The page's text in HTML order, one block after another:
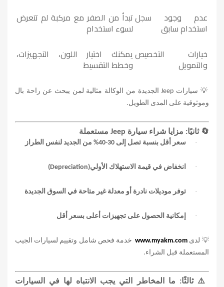
عدم وجود سجل
استخدام سابق
تبدأ من الصفر مع مركبة لم تتعرض
لسوء استخدام
خيارات التخصيص
والتمويل
يمكنك اختيار اللون، التجهيزات،
وخطط التقسيط
💡 سيارات Jeep الجديدة من الوكالة مثالية لمن يبحث عن راحة بال
وموثوقية على المدى الطويل.
🔄 ثانيًا: مزايا شراء سيارة Jeep مستعملة
· سعر أقل بنسبة تصل إلى 30-40% من الجديد لنفس الطراز
· انخفاض في قيمة الاستهلاك الأولي(Depreciation)
· توفر موديلات نادرة أو معدلة غير متاحة في السوق الجديدة
· إمكانية الحصول على تجهيزات أعلى بسعر أقل
💡 لدى www.myakm.com خدمة فحص شامل وتقييم لسيارات الجيب
المستعملة قبل الشراء.
⚠️ ثالثًا: ما المخاطر التي يجب الانتباه لها في السيارات